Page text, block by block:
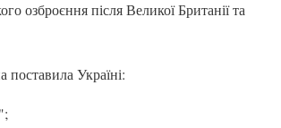
озброєння після Великої Британії та
поставила Україні: